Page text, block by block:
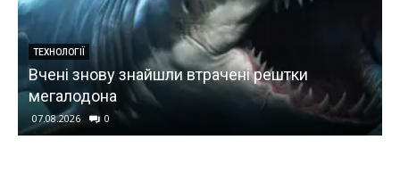
ТЕХНОЛОГІЇ
Вчені знову знайшли втрачені рештки
мегалодона
07.08.2026 0